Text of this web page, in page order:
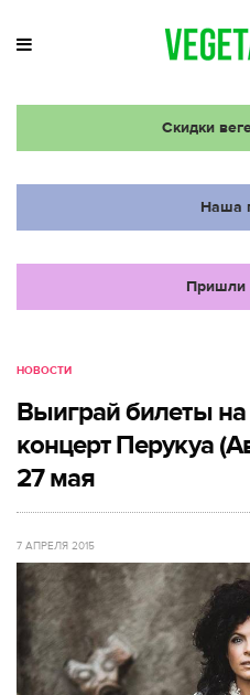
Скидки
Наша
Пришли
НОВОСТИ
Выиграй билеты
концерт Перукуа
27 мая
7 АПРЕЛЯ 2015